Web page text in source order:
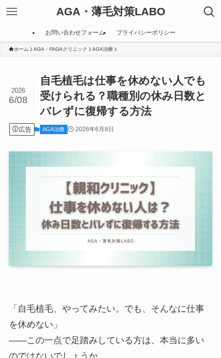
AGA・薄毛対策LABO
お問い合わせフォーム プライバシーポリシー
ホーム AGA・FAGAクリニック AGA治療
自毛植毛は仕事を休めない人でも
受けられる？職種別の休み日数と
バレずに復帰する方法
2026
6/08
広告 AGA治療 2026年6月8日
「自毛植毛、やってみたい。でも、そんなに仕事
を休めない」
——この一点で足踏みしている方は、本当に多い